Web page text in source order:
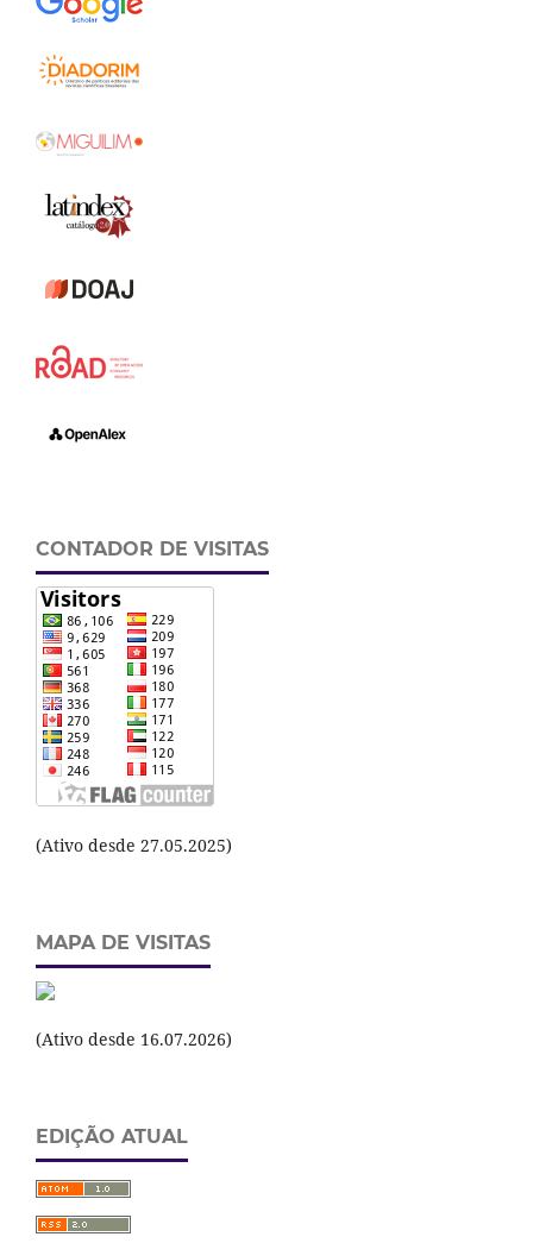
CONTADOR DE VISITAS
(Ativo desde 27.05.2025)
MAPA DE VISITAS
(Ativo desde 16.07.2026)
EDIÇÃO ATUAL